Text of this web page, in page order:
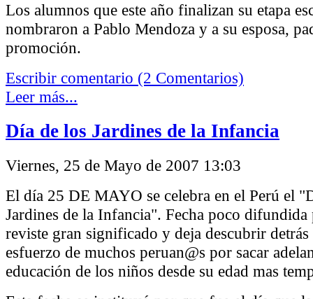
Los alumnos que este año finalizan su etapa
nombraron a Pablo Mendoza y a su esposa,
promoción.
Escribir comentario (2 Comentarios)
Leer más...
Día de los Jardines de la Infancia
Viernes, 25 de Mayo de 2007 13:03
El día 25 DE MAYO se celebra en el Perú el
Jardines de la Infancia". Fecha poco difundida
reviste gran significado y deja descubrir
esfuerzo de muchos peruan@s por sacar
educación de los niños desde su edad mas